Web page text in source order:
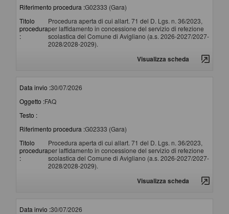
Riferimento procedura :G02333 (Gara)
Titolo
procedura
:
Procedura aperta di cui allart. 71 del D. Lgs. n. 36/2023,
per laffidamento in concessione del servizio di refezione
scolastica del Comune di Avigliano (a.s. 2026-2027/2027-
2028/2028-2029).
Visualizza scheda
Data invio :30/07/2026
Oggetto :FAQ
Testo :
Riferimento procedura :G02333 (Gara)
Titolo
procedura
:
Procedura aperta di cui allart. 71 del D. Lgs. n. 36/2023,
per laffidamento in concessione del servizio di refezione
scolastica del Comune di Avigliano (a.s. 2026-2027/2027-
2028/2028-2029).
Visualizza scheda
Data invio :30/07/2026